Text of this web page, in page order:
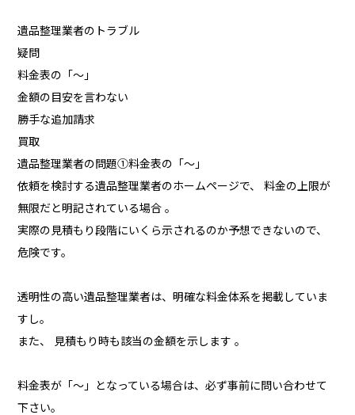
遺品整理業者のトラブル
疑問
料金表の「〜」
金額の目安を言わない
勝手な追加請求
買取
遺品整理業者の問題①料金表の「〜」
依頼を検討する遺品整理業者のホームページで、 料金の上限が
無限だと明記されている場合 。
実際の見積もり段階にいくら示されるのか予想できないので、
危険です。
透明性の高い遺品整理業者は、明確な料金体系を掲載していま
すし。
また、 見積もり時も該当の金額を示します 。
料金表が「～」となっている場合は、必ず事前に問い合わせて
下さい。